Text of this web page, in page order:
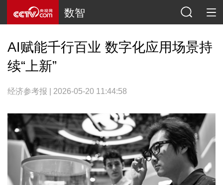
数智
AI赋能千行百业 数字化应用场景持
续“上新”
经济参考报 | 2026-05-20 11:44:58